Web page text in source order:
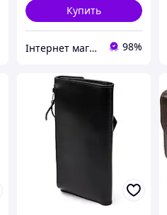
Купить
Інтернет магазин Подешевше 98%